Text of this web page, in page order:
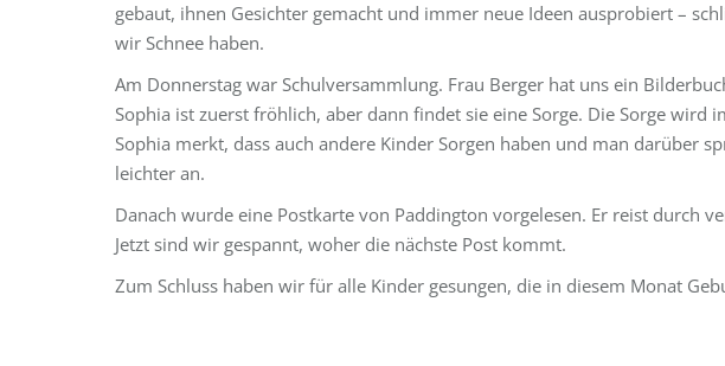
gebaut, ihnen Gesichter gemacht und immer neue Ideen ausprobiert –
wir Schnee haben.
Am Donnerstag war Schulversammlung. Frau Berger hat uns ein
Sophia ist zuerst fröhlich, aber dann findet sie eine Sorge. Die Sorge wird
Sophia merkt, dass auch andere Kinder Sorgen haben und man darüber
leichter an.
Danach wurde eine Postkarte von Paddington vorgelesen. Er reist durch
Jetzt sind wir gespannt, woher die nächste Post kommt.
Zum Schluss haben wir für alle Kinder gesungen, die in diesem Monat